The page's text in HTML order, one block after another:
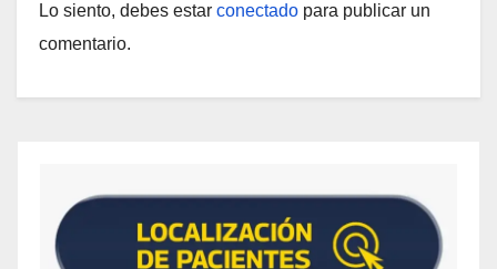
Lo siento, debes estar conectado para publicar un
comentario.